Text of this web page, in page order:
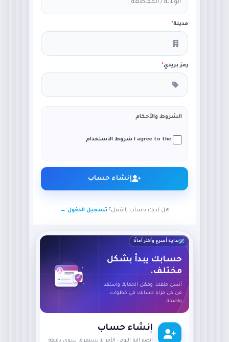
مدينة*
رمز بريدي*
الشروط والأحكام
I agree to the شروط الاستخدام
إنشاء حساب
هل لديك حساب بالفعل؟تسجيل الدخول →
بداية أسرع وأكثر أمانًا
حسابك يبدأ بشكل
مختلف.
أنشئ ملفك، وفعّل الحماية، واستفد
من كل مزايا حسابك في خطوات
واضحة.
إنشاء حساب
انضم إلينا اليوم - الأمر لا يستغرق سوى دقيقة